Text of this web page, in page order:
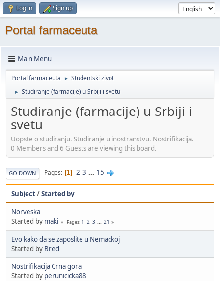
Log in Sign up
Portal farmaceuta
Main Menu
Portal farmaceuta ► Studentski zivot
► Studiranje (farmacije) u Srbiji i svetu
Studiranje (farmacije) u Srbiji i
svetu
Uopste o studiranju. Studiranje u inostranstvu. Nostrifikacija.
0 Members and 6 Guests are viewing this board.
GO DOWN Pages 1 2 3 ... 15
Subject/Started by
Norveska
Started by maki Pages 1 2 3 ... 21
Evo kako da se zaposlite u Nemackoj
Started by Bred
Nostrifikacija Crna gora
Started by perunicicka88